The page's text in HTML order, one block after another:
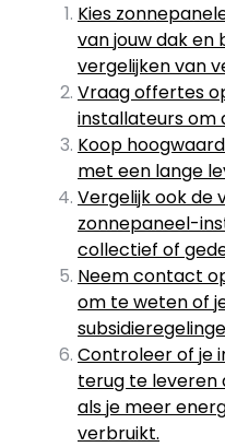
Kies
van jouw dak en
vergelijken van
Vraag offertes
installateurs om
Koop
met een lange
Vergelijk ook de
zonnepaneel-
collectief of
Neem contact
om te weten of
Controleer of je
terug te
als je meer
verbruikt.